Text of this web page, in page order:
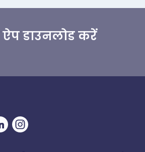
डाउनलोड करें